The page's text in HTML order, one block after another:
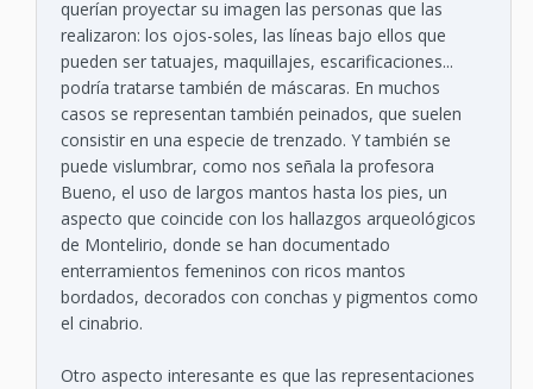
querían proyectar su imagen las personas que las
realizaron: los ojos-soles, las líneas bajo ellos que
pueden ser tatuajes, maquillajes, escarificaciones...
podría tratarse también de máscaras. En muchos
casos se representan también peinados, que suelen
consistir en una especie de trenzado. Y también se
puede vislumbrar, como nos señala la profesora
Bueno, el uso de largos mantos hasta los pies, un
aspecto que coincide con los hallazgos arqueológicos
de Montelirio, donde se han documentado
enterramientos femeninos con ricos mantos
bordados, decorados con conchas y pigmentos como
el cinabrio.
Otro aspecto interesante es que las representaciones